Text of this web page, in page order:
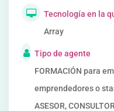
Tecnología en la
Array
Tipo de agente
FORMACIÓN para
emprendedores o
ASESOR,